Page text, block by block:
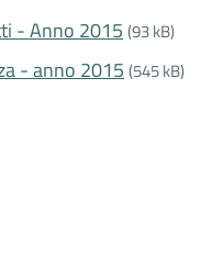
- Anno 2015 (93 kB)
- anno 2015 (545 kB)